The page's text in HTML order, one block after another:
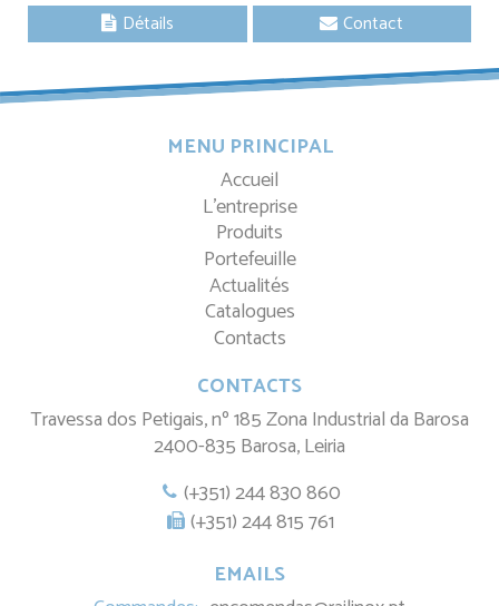
Détails Contact
MENU PRINCIPAL
Accueil
L'entreprise
Produits
Portefeuille
Actualités
Catalogues
Contacts
CONTACTS
Travessa dos Petigais, nº 185 Zona Industrial da Barosa
2400-835 Barosa, Leiria
(+351) 244 830 860
(+351) 244 815 761
EMAILS